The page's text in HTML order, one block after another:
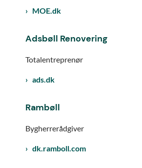
MOE.dk
Adsbøll Renovering
Totalentreprenør
ads.dk
Rambøll
Bygherrerådgiver
dk.ramboll.com